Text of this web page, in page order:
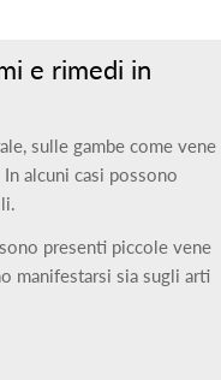
e rimedi in
sulle gambe come vene
alcuni casi possono
presenti piccole vene
manifestarsi sia sugli arti